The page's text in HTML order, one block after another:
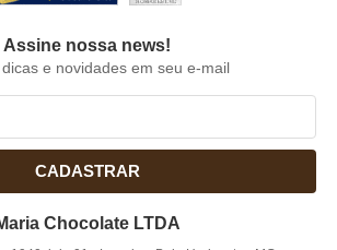
Assine nossa news!
e novidades em seu e-mail
CADASTRAR
Chocolate LTDA